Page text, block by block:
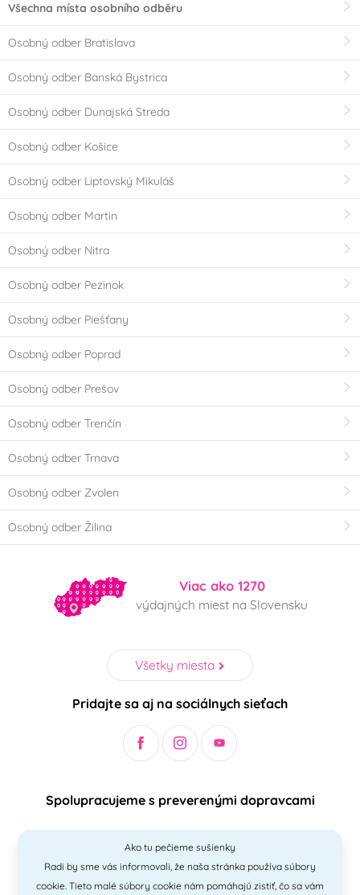
Všechna místa osobního odběru
Osobný odber Bratislava
Osobný odber Banská Bystrica
Osobný odber Dunajská Streda
Osobný odber Košice
Osobný odber Liptovský Mikuláš
Osobný odber Martin
Osobný odber Nitra
Osobný odber Pezinok
Osobný odber Piešťany
Osobný odber Poprad
Osobný odber Prešov
Osobný odber Trenčín
Osobný odber Trnava
Osobný odber Zvolen
Osobný odber Žilina
Viac ako 1270
výdajných miest na Slovensku
Všetky miesta
Pridajte sa aj na sociálnych sieťach
Spolupracujeme s preverenými dopravcami
Bezpečný a jednoduchý spôsob platieb
Ako tu pečieme sušienky
Radi by sme vás informovali, že naša stránka používa súbory
cookie. Tieto malé súbory cookie nám pomáhajú zistiť, čo sa vám